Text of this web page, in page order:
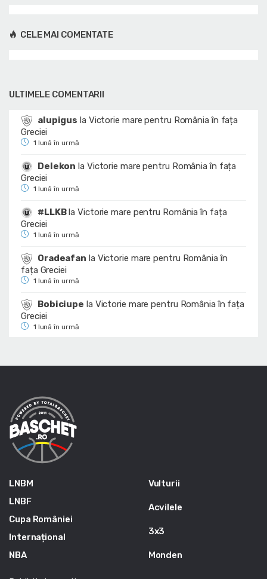
CELE MAI COMENTATE
ULTIMELE COMENTARII
alupigus la Victorie mare pentru România în fața
Greciei
1 lună în urmă
Delekon la Victorie mare pentru România în fața
Greciei
1 lună în urmă
#LLKBlaVictorie mare pentru România în fața
Greciei
1 lună în urmă
Oradeafan la Victorie mare pentru România în
fața Greciei
1 lună în urmă
Bobiciupe la Victorie mare pentru România în fața
Greciei
1 lună în urmă
LNBM
LNBF
Cupa României
Internațional
NBA
Vulturii
Acvilele
3x3
Monden